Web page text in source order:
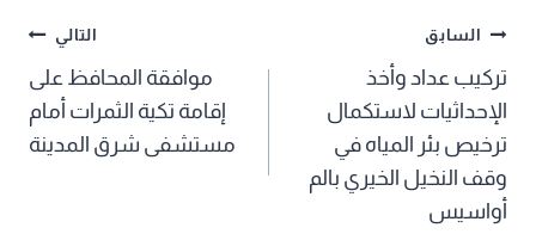
تصفّح
المقالات
السابق
تركيب عداد وأخذ
الإحداثيات لاستكمال
ترخيص بئر المياه في
وقف النخيل الخيري بالم
أواسيس
التالي
موافقة المحافظ على
إقامة تكية الثمرات أمام
مستشفى شرق المدينة